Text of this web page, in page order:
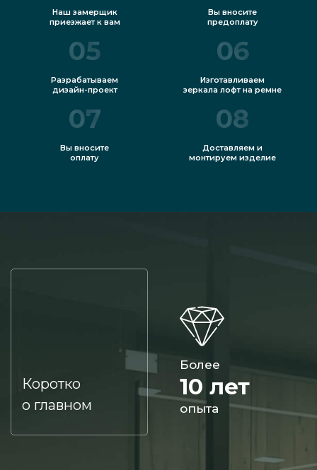
Наш замерщик
приезжает к вам
Вы вносите
предоплату
05
Разрабатываем
дизайн-проект
06
Изготавливаем
зеркала лофт на ремне
07
Вы вносите
оплату
08
Доставляем и
монтируем изделие
Коротко
о главном
Более
10 лет
опыта